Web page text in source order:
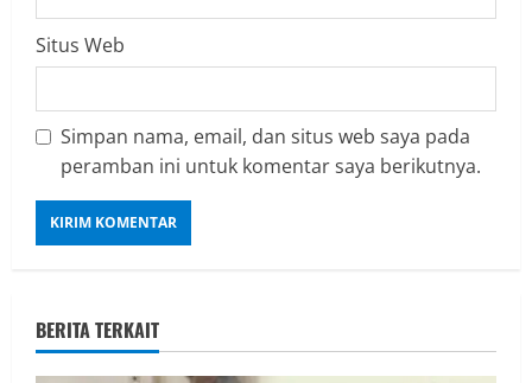
Situs Web
Simpan nama, email, dan situs web saya pada
peramban ini untuk komentar saya berikutnya.
BERITA TERKAIT